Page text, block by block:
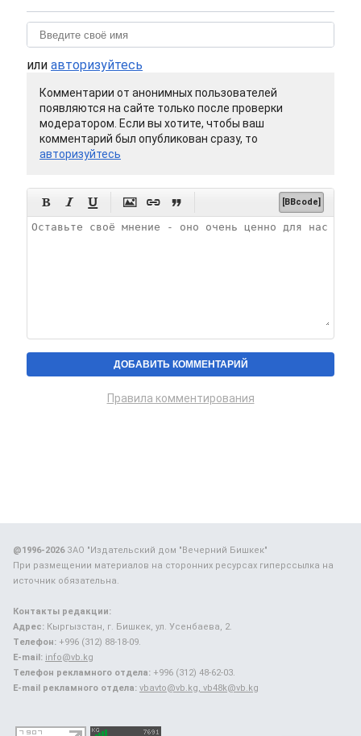
или авторизуйтесь
Комментарии от анонимных пользователей
появляются на сайте только после проверки
модератором. Если вы хотите, чтобы ваш
комментарий был опубликован сразу, то
авторизуйтесь
      [BBcode]
Правила комментирования
@1996-2026ЗАО "Издательский дом "Вечерний Бишкек"
При размещении материалов на сторонних ресурсах гиперссылка на
источник обязательна.
Контакты редакции:
Адрес: Кыргызстан, г. Бишкек, ул. Усенбаева, 2.
Телефон: +996 (312) 88-18-09.
E-mail: info@vb.kg
Телефон рекламного отдела: +996 (312) 48-62-03.
E-mail рекламного отдела: vbavto@vb.kg, vb48k@vb.kg